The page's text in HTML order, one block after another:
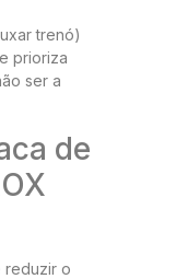
trenó)
prioriza
ser a
de
reduzir o